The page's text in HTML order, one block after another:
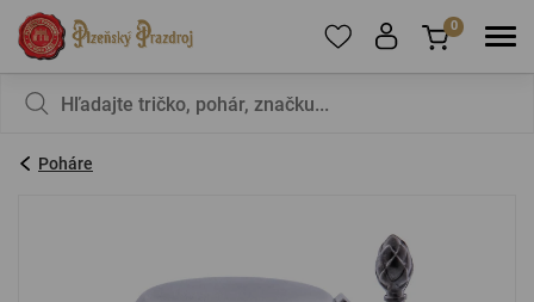
sa
0
Poháre